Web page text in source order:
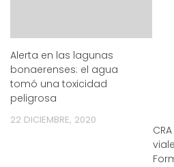
Alerta en las lagunas
bonaerenses: el agua
tomó una toxicidad
peligrosa
22 DICIEMBRE, 2020